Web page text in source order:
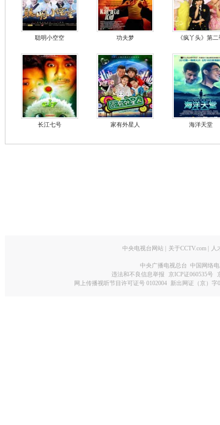
聪明小空空 功夫梦 《疯丫头》第二
长江七号 家有外星人 海洋天堂
中央电视台网站 关于CCTV.com 人
中央广播电视总台 中国网络
违法和不良信息举报
京ICP证060535号
网上传播视听节目许可证号 0102004 新出网证（京）